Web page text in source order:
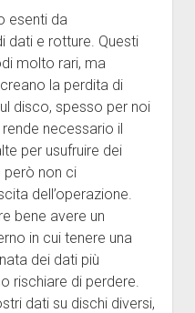
esenti da
dati e rotture. Questi
molto rari, ma
la perdita di
disco, spesso per noi
necessario il
per usufruire dei
però non ci
dell’operazione.
bene avere un
in cui tenere una
dei dati più
rischiare di perdere.
dati su dischi diversi,